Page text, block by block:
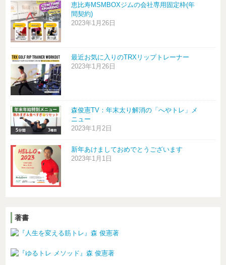
恵比寿MSMBOXジムの会社専用固定枠(年
間契約)
2023年1月26日
最近お気に入りのTRXリップトレーナー
2023年1月26日
森俊憲TV：年末太り解消の「へやトレ」メ
ニュー
2023年1月2日
新年あけましておめでとうございます
2023年1月1日
著書